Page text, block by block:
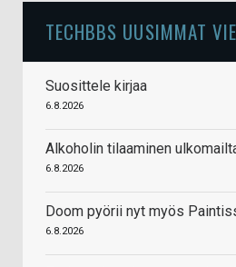
TECHBBS UUSIMMAT
Suosittele kirjaa
6.8.2026
Alkoholin tilaaminen
6.8.2026
Doom pyörii nyt myös
6.8.2026